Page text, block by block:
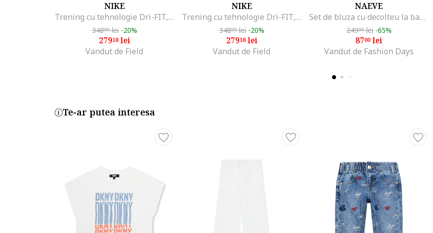
NIKE
Trening cu tehnologie Dri-FIT, pentru fotbal Academy, Bleumarin
34899lei -20%
27918lei
Vandut de Field
NIKE
Trening cu tehnologie Dri-FIT, pentru fotbal Academy, Negru/Gri antracit
34899lei -20%
27918lei
Vandut de Field
NAEVE
Set de bluza cu decolteu la baza gatului si pantaloni de trening, Roz
24999lei -65%
8700lei
Vandut de Fashion Days
Te-ar putea interesa